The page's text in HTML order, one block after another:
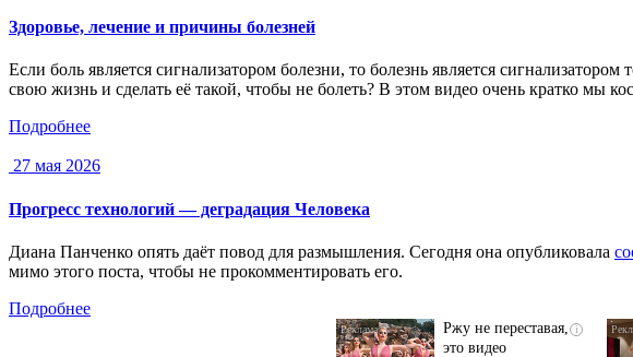
Здоровье, лечение и причины болезней
Если боль является сигнализатором болезни, то болезнь является
свою жизнь и сделать её такой, чтобы не болеть? В этом видео очень кратко мы
Подробнее
27 мая 2026
Прогресс технологий — деградация Человека
Диана Панченко опять даёт повод для размышления. Сегодня она опубликовала
мимо этого поста, чтобы не прокомментировать его.
Подробнее
i
Ржу не переставая,
это видео